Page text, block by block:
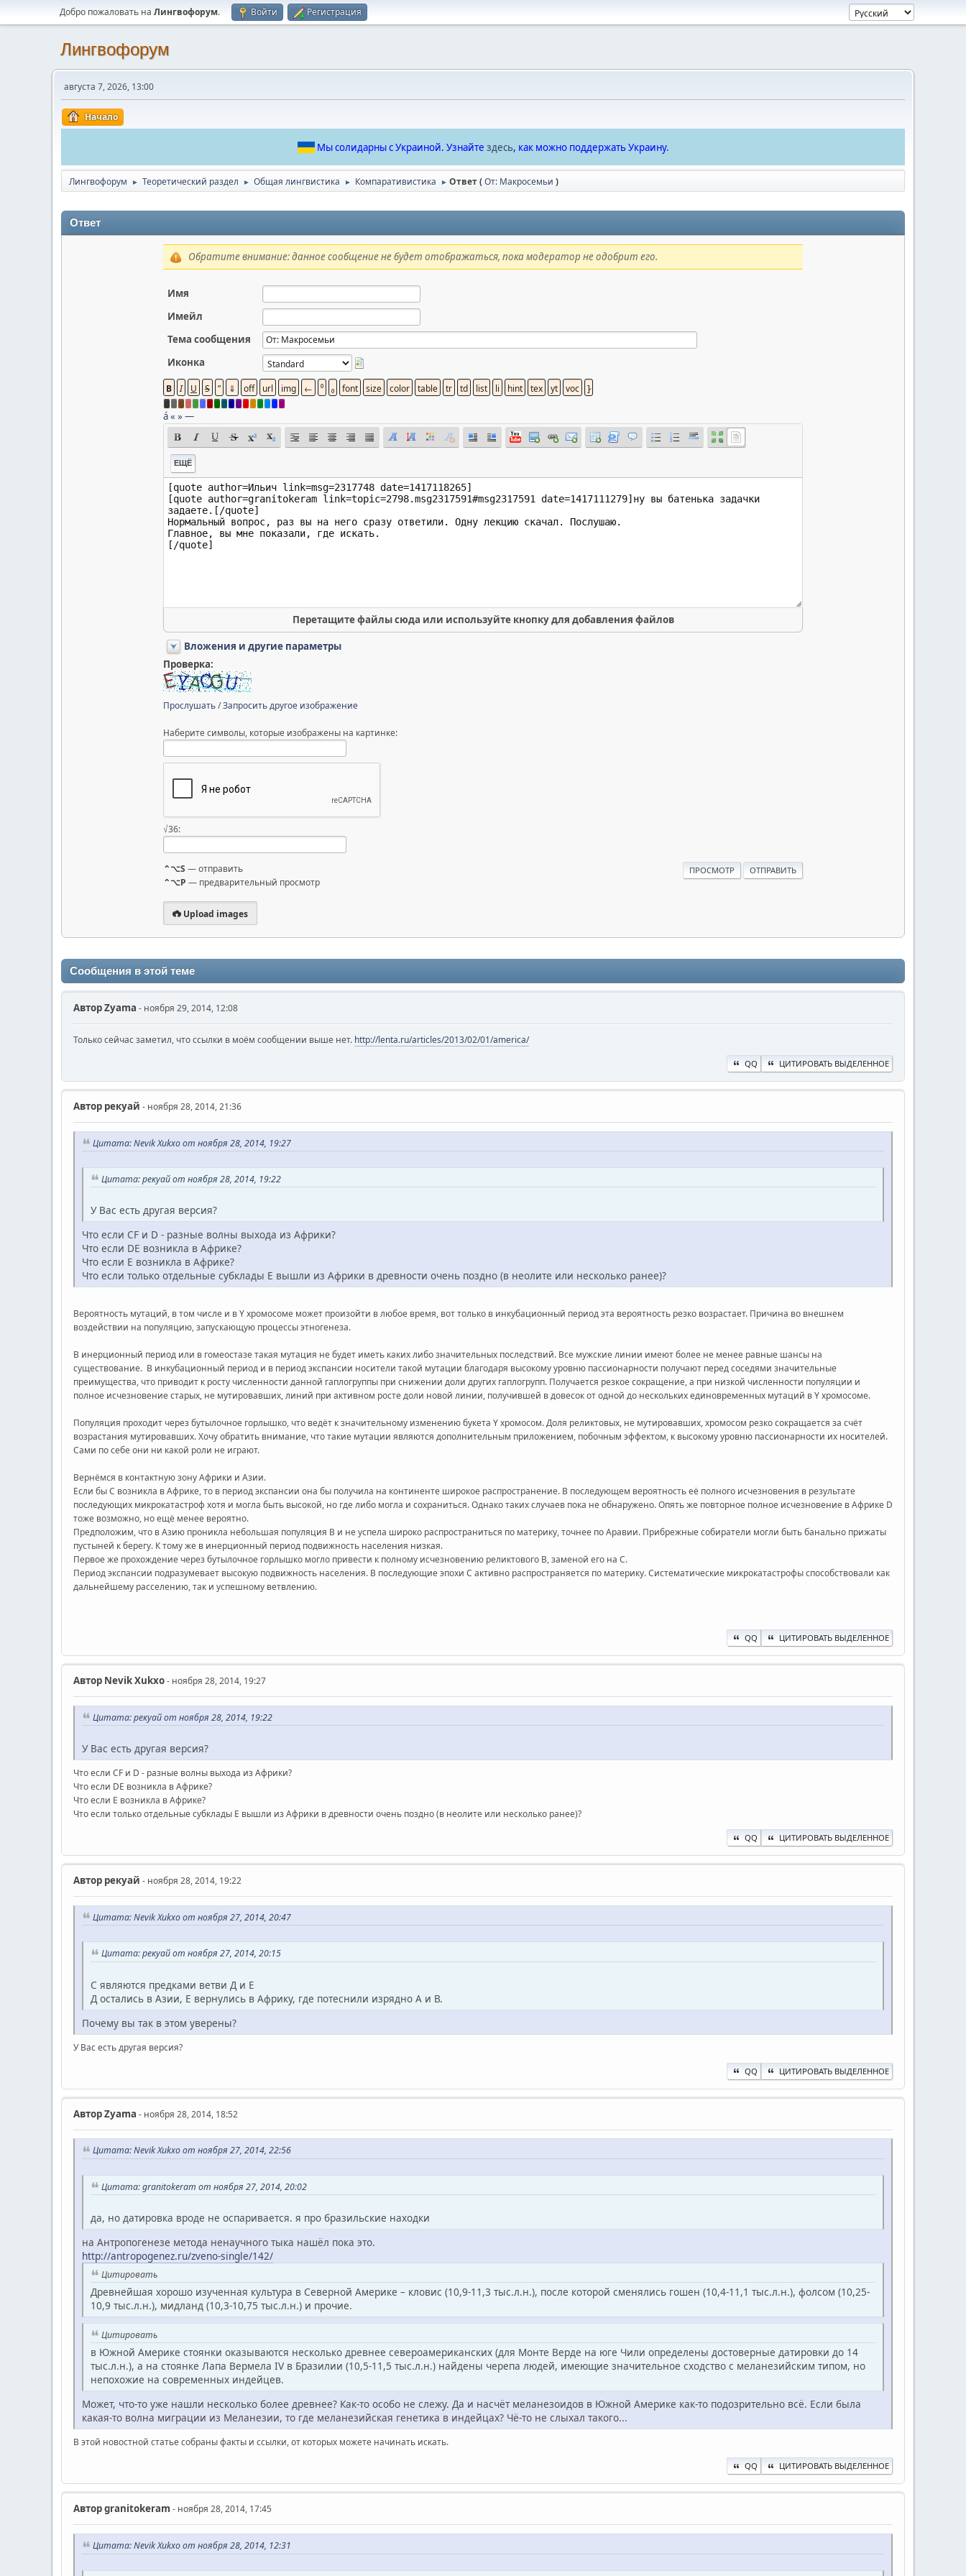
Добро пожаловать на Лингвофорум. Войти Регистрация
Лингвофорум
августа 7, 2026, 13:00
Начало
Мы солидарны с Украиной. Узнайте здесь, как можно поддержать Украину.
Лингвофорум ► Теоретический раздел ► Общая лингвистика ► Компаративистика ► Ответ (От: Макросемьи )
Ответ
Обратите внимание: данное сообщение не будет отображаться, пока модератор не одобрит его.
Имя
Имейл
Тема сообщения
Иконка
á« »—
ЕЩЁ
Перетащите файлы сюда или используйте кнопку для добавления файлов
Вложения и другие параметры
Проверка:
Прослушать/Запросить другое изображение
Наберите символы, которые изображены на картинке:
√36:
⌃⌥S — отправить
⌃⌥P — предварительный просмотр
Upload images
Сообщения в этой теме
АвторZyama - ноября 29, 2014, 12:08
Только сейчас заметил, что ссылки в моём сообщении выше нет. http://lenta.ru/articles/2013/02/01/america/
QQ ЦИТИРОВАТЬ ВЫДЕЛЕННОЕ
Автор рекуай - ноября 28, 2014, 21:36
Цитата: Nevik Xukxo от ноября 28, 2014, 19:27
Цитата: рекуай от ноября 28, 2014, 19:22
У Вас есть другая версия?
Что если CF и D - разные волны выхода из Африки?
Что если DE возникла в Африке?
Что если E возникла в Африке?
Что если только отдельные субклады E вышли из Африки в древности очень поздно (в неолите или несколько ранее)?
Вероятность мутаций, в том числе и в Y хромосоме может произойти в любое время, вот только в инкубационный период эта вероятность резко возрастает. Причина во внешнем
воздействии на популяцию, запускающую процессы этногенеза.
В инерционный период или в гомеостазе такая мутация не будет иметь каких либо значительных последствий. Все мужские линии имеют более не менее равные шансы на
существование. В инкубационный период и в период экспансии носители такой мутации благодаря высокому уровню пассионарности получают перед соседями значительные
преимущества, что приводит к росту численности данной гаплогруппы при снижении доли других гаплогрупп. Получается резкое сокращение, а при низкой численности популяции и
полное исчезновение старых, не мутировавших, линий при активном росте доли новой линии, получившей в довесок от одной до нескольких единовременных мутаций в Y хромосоме.
Популяция проходит через бутылочное горлышко, что ведёт к значительному изменению букета Y хромосом. Доля реликтовых, не мутировавших, хромосом резко сокращается за счёт
возрастания мутировавших. Хочу обратить внимание, что такие мутации являются дополнительным приложением, побочным эффектом, к высокому уровню пассионарности их носителей.
Сами по себе они ни какой роли не играют.
Вернёмся в контактную зону Африки и Азии.
Если бы С возникла в Африке, то в период экспансии она бы получила на континенте широкое распространение. В последующем вероятность её полного исчезновения в результате
последующих микрокатастроф хотя и могла быть высокой, но где либо могла и сохраниться. Однако таких случаев пока не обнаружено. Опять же повторное полное исчезновение в Африке D
тоже возможно, но ещё менее вероятно.
Предположим, что в Азию проникла небольшая популяция В и не успела широко распространиться по материку, точнее по Аравии. Прибрежные собиратели могли быть банально прижаты
пустыней к берегу. К тому же в инерционный период подвижность населения низкая.
Первое же прохождение через бутылочное горлышко могло привести к полному исчезновению реликтового В, заменой его на С.
Период экспансии подразумевает высокую подвижность населения. В последующие эпохи С активно распространяется по материку. Систематические микрокатастрофы способствовали как
дальнейшему расселению, так и успешному ветвлению.
QQ ЦИТИРОВАТЬ ВЫДЕЛЕННОЕ
Автор Nevik Xukxo- ноября 28, 2014, 19:27
Цитата: рекуай от ноября 28, 2014, 19:22
У Вас есть другая версия?
Что если CF и D - разные волны выхода из Африки?
Что если DE возникла в Африке?
Что если E возникла в Африке?
Что если только отдельные субклады E вышли из Африки в древности очень поздно (в неолите или несколько ранее)?
QQ ЦИТИРОВАТЬ ВЫДЕЛЕННОЕ
Автор рекуай - ноября 28, 2014, 19:22
Цитата: Nevik Xukxo от ноября 27, 2014, 20:47
Цитата: рекуай от ноября 27, 2014, 20:15
С являются предками ветви Д и Е
Д остались в Азии, Е вернулись в Африку, где потеснили изрядно А и В.
Почему вы так в этом уверены?
У Вас есть другая версия?
QQ ЦИТИРОВАТЬ ВЫДЕЛЕННОЕ
АвторZyama - ноября 28, 2014, 18:52
Цитата: Nevik Xukxo от ноября 27, 2014, 22:56
Цитата: granitokeram от ноября 27, 2014, 20:02
да, но датировка вроде не оспаривается. я про бразильские находки
на Антропогенезе метода ненаучного тыка нашёл пока это.
http://antropogenez.ru/zveno-single/142/
Цитировать
Древнейшая хорошо изученная культура в Северной Америке – кловис (10,9-11,3 тыс.л.н.), после которой сменялись гошен (10,4-11,1 тыс.л.н.), фолсом (10,25-
10,9 тыс.л.н.), мидланд (10,3-10,75 тыс.л.н.) и прочие.
Цитировать
в Южной Америке стоянки оказываются несколько древнее североамериканских (для Монте Верде на юге Чили определены достоверные датировки до 14
тыс.л.н.), а на стоянке Лапа Вермела IV в Бразилии (10,5-11,5 тыс.л.н.) найдены черепа людей, имеющие значительное сходство с меланезийским типом, но
непохожие на современных индейцев.
Может, что-то уже нашли несколько более древнее? Как-то особо не слежу. Да и насчёт меланезоидов в Южной Америке как-то подозрительно всё. Если была
какая-то волна миграции из Меланезии, то где меланезийская генетика в индейцах? Чё-то не слыхал такого...
В этой новостной статье собраны факты и ссылки, от которых можете начинать искать.
QQ ЦИТИРОВАТЬ ВЫДЕЛЕННОЕ
Авторgranitokeram - ноября 28, 2014, 17:45
Цитата: Nevik Xukxo от ноября 28, 2014, 12:31